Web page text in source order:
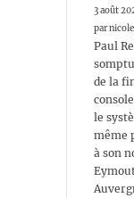
3 août
par
Paul
de la
le
même
à son